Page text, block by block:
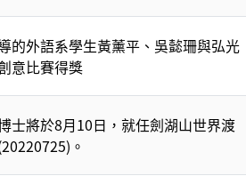
的外語系學生黃薰平、吳懿珊與弘光
意比賽得獎
士將於8月10日，就任劍湖山世界渡
。